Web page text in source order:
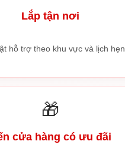
Lắp tận nơi
hỗ trợ theo khu vực và lịch hẹn
🎁
cửa hàng có ưu đãi